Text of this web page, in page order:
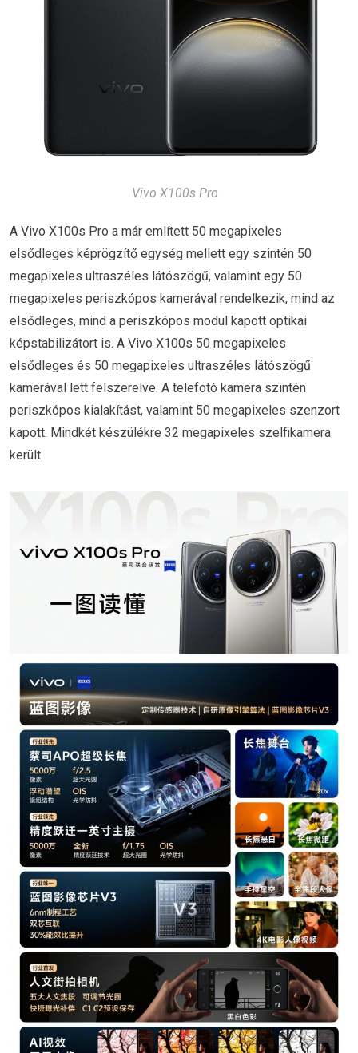
Vivo X100s Pro
A Vivo X100s Pro a már említett 50 megapixeles
elsődleges képrögzítő egység mellett egy szintén 50
megapixeles ultraszéles látószögű, valamint egy 50
megapixeles periszkópos kamerával rendelkezik, mind az
elsődleges, mind a periszkópos modul kapott optikai
képstabilizátort is. A Vivo X100s 50 megapixeles
elsődleges és 50 megapixeles ultraszéles látószögű
kamerával lett felszerelve. A telefotó kamera szintén
periszkópos kialakítást, valamint 50 megapixeles szenzort
kapott. Mindkét készülékre 32 megapixeles szelfikamera
került.